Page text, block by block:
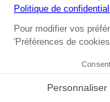
Bougies de